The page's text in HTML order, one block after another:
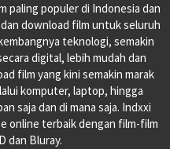
paling populer di Indonesia dan
download film untuk seluruh
teknologi, semakin
digital, lebih mudah dan
film yang kini semakin marak
komputer, laptop, hingga
saja dan di mana saja. Indxxi
online terbaik dengan film-film
dan Bluray.